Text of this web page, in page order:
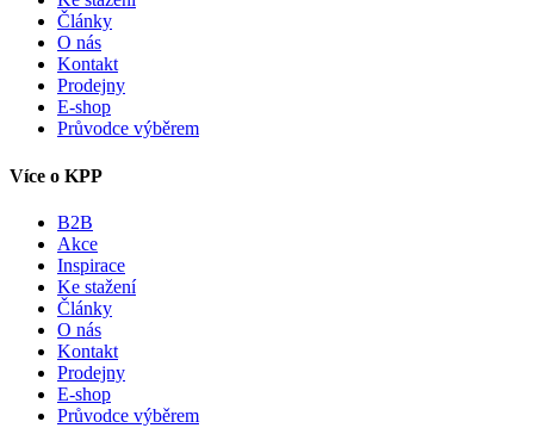
Články
O nás
Kontakt
Prodejny
E-shop
Průvodce výběrem
Více o KPP
B2B
Akce
Inspirace
Ke stažení
Články
O nás
Kontakt
Prodejny
E-shop
Průvodce výběrem